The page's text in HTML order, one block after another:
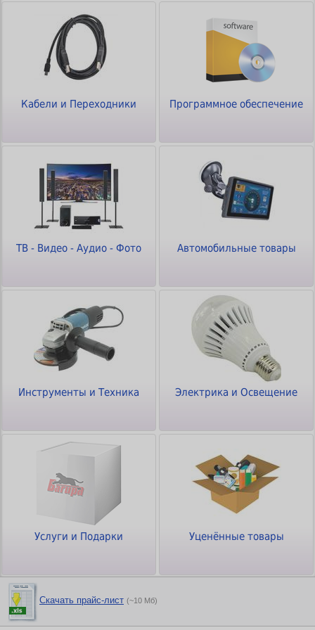
Кабели и Переходники Программное обеспечение
ТВ - Видео - Аудио - Фото Автомобильные товары
Инструменты и Техника Электрика и Освещение
Услуги и Подарки Уценённые товары
Скачать прайс-лист (~10 Мб)